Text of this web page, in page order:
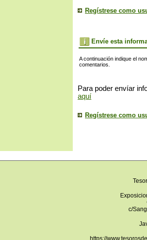
Regístrese como
Envíe esta
A continuación indique el
comentarios.
Para poder envíar
aquí
Regístrese como
c/
https://